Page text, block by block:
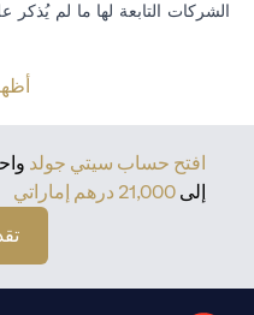
الشركات التابعة لها ما لم يُذكر
المستثمر. الأداء السابق ليس
في استثمارات و / أو منتجات
دراية بمخاطر تقلبات أسعار
المال عند تحويل العملة الأجنبية
منتجات الاستثمار والخزانة
الاستثمار ومنتجات الخزينة
الخزينة. يدرك العميل أنه من
افتح حساب سيتي جولد
إلى